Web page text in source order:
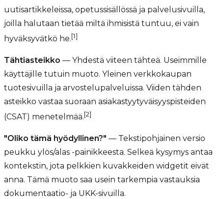
uutisartikkeleissa, opetussisällössä ja palvelusivuilla,
joilla halutaan tietää miltä ihmisistä tuntuu, ei vain
hyväksyvätkö he.[1]
Tähtiasteikko — Yhdestä viiteen tähteä. Useimmille
käyttäjille tutuin muoto. Yleinen verkkokaupan
tuotesivuilla ja arvostelupalveluissa. Viiden tähden
asteikko vastaa suoraan asiakastyytyväisyyspisteiden
(CSAT) menetelmää.[2]
"Oliko tämä hyödyllinen?" — Tekstipohjainen versio
peukku ylös/alas -painikkeesta. Selkeä kysymys antaa
kontekstin, jota pelkkien kuvakkeiden widgetit eivät
anna. Tämä muoto saa usein tarkempia vastauksia
dokumentaatio- ja UKK-sivuilla.